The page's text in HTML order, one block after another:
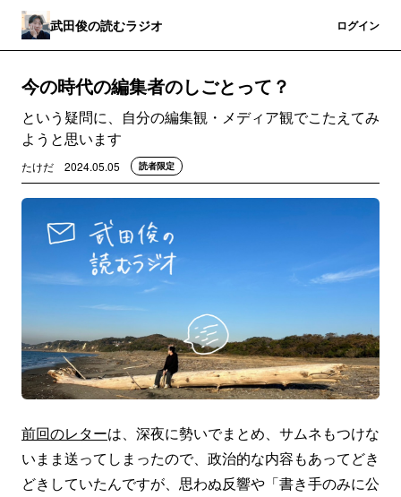
武田俊の読むラジオ ログイン
今の時代の編集者のしごとって？
という疑問に、自分の編集観・メディア観でこたえてみ
ようと思います
たけだ 2024.05.05 読者限定
前回のレターは、深夜に勢いでまとめ、サムネもつけな
いまま送ってしまったので、政治的な内容もあってどき
どきしていたんですが、思わぬ反響や「書き手のみに公